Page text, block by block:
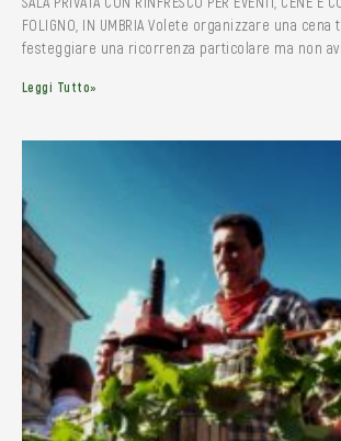
FOLIGNO, IN UMBRIA Volete organizzare una cena
festeggiare una ricorrenza particolare ma non
Leggi Tutto»